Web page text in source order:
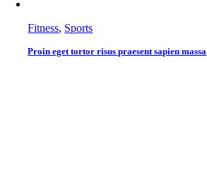
Fitness, Sports
Proin eget tortor risus praesent sapien massa